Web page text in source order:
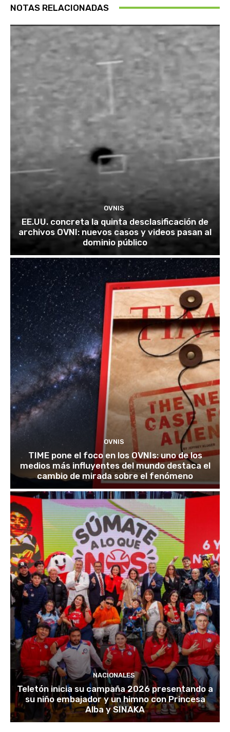
NOTAS RELACIONADAS
OVNIS
EE.UU. concreta la quinta desclasificación de
archivos OVNI: nuevos casos y videos pasan al
dominio público
OVNIS
TIME pone el foco en los OVNIs: uno de los
medios más influyentes del mundo destaca el
cambio de mirada sobre el fenómeno
NACIONALES
Teletón inicia su campaña 2026 presentando a
su niño embajador y un himno con Princesa
Alba y SINAKA